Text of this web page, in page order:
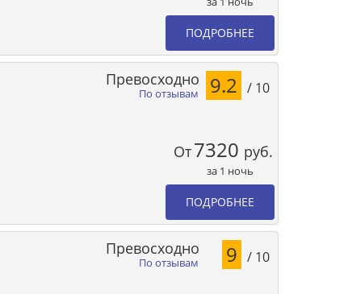
ПОДРОБНЕЕ
По отзывам
Превосходно 9.2 / 10
От7320 руб.
за 1 ночь
ПОДРОБНЕЕ
По отзывам
Превосходно 9 / 10